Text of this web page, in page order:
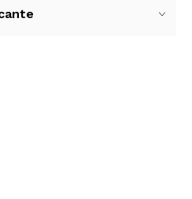
Su diseño curvo